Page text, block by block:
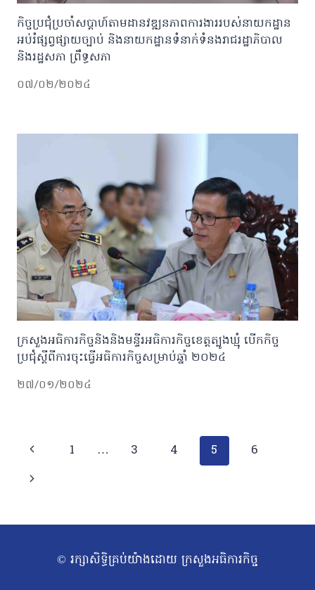
កិច្ចប្រជុំប្រចាំសប្តាហ៍តាមដានវឌ្ឍនភាពការងាររបស់នាយកដ្ឋាន
អប់រំផ្សព្វផ្សាយច្បាប់ និងនាយកដ្ឋានទំនាក់ទំនងរាជរដ្ឋាភិបាល
និងរដ្ឋសភា ព្រឹទ្ធសភា
០៧/០២/២០២៤
ក្រសួងអធិការកិច្ចនិងនិងមន្ទីរអធិការកិច្ចខេត្តត្បូងឃ្មុំ បើកកិច្ច
ប្រជុំស្តីពីការចុះធ្វើអធិការកិច្ចសម្រាប់ឆ្នាំ ២០២៤
២៧/០១/២០២៤
Page
navigation
Previous
Page
1 … 3 4 5
6
Next
© រក្សាសិទ្ធិគ្រប់យ៉ាងដោយ ក្រសួងអធិការកិច្ច